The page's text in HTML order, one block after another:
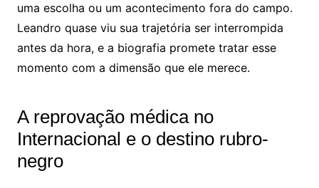
uma escolha ou um acontecimento fora do campo.
Leandro quase viu sua trajetória ser interrompida
antes da hora, e a biografia promete tratar esse
momento com a dimensão que ele merece.
A reprovação médica no
Internacional e o destino rubro-
negro